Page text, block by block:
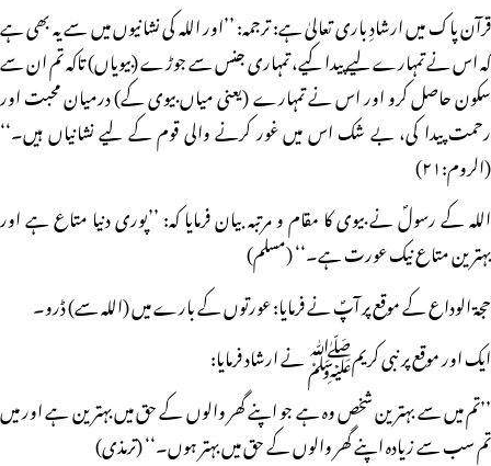
قرآن پاک میں ارشادِ باری تعالیٰ ہے: ترجمہ: ’’اور اللہ کی نشانیوں میں سے یہ بھی ہے
کہ اس نے تمہارے لیے پیدا کیے، تمہاری جنس سے جوڑے (بیویاں) تاکہ تم ان سے
سکون حاصل کرو اور اس نے تمہارے (یعنی میاں بیوی کے) درمیان محبت اور
رحمت پیدا کی، بے شک اس میں غور کرنے والی قوم کے لیے نشانیاں ہیں۔‘‘
(الروم:۲۱)
اللہ کے رسولؐ نے بیوی کا مقام و مرتبہ بیان فرمایا کہ: ’’پوری دنیا متاع ہے اور
بہترین متاع نیک عورت ہے۔‘‘ (مسلم)
حجۃ الوداع کے موقع پر آپؐ نے فرمایا: عورتوں کے بارے میں (اللہ سے) ڈرو۔
ایک اور موقع پر نبی کریمﷺ نے ارشاد فرمایا:
’’تم میں سے بہترین شخص وہ ہے جو اپنے گھر والوں کے حق میں بہترین ہے اور میں
تم سب سے زیادہ اپنے گھر والوں کے حق میں بہتر ہوں۔‘‘ (ترمذی)